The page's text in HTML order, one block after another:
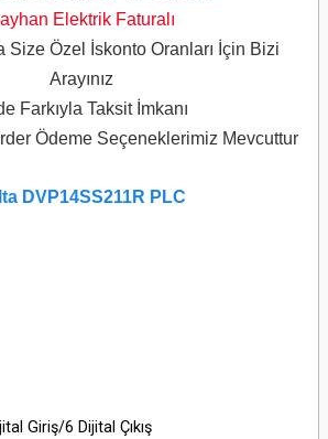
Elektrik Faturalı
Size Özel İskonto Oranları İçin Bizi
Arayınız
Farkıyla Taksit İmkanı
Ödeme Seçeneklerimiz Mevcuttur
DVP14SS211R PLC
Giriş/6 Dijital Çıkış